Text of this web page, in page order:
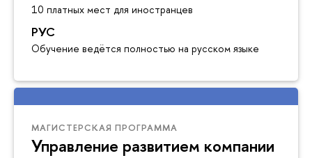
10 платных мест для иностранцев
РУС
Обучение ведётся полностью на русском языке
МАГИСТЕРСКАЯ ПРОГРАММА
Управление развитием компании